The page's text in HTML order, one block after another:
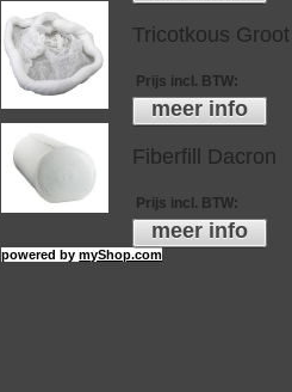
Tricotkous Groot
Prijs incl. BTW:
meer info
Fiberfill Dacron
Prijs incl. BTW:
meer info
powered bymyShop.com